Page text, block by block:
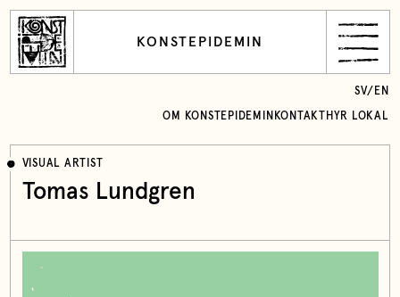
KONSTEPIDEMIN
OM KONSTEPIDEMIN KONTAKT HYR LOKAL
SV/ EN
VISUAL ARTIST
Tomas Lundgren